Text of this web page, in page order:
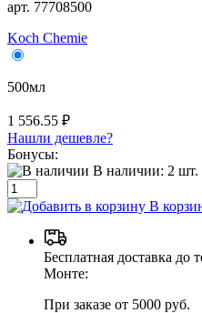
арт. 77708500
Koch Chemie
500мл
1 556.55 ₽
Нашли дешевле?
Бонусы:
В наличии: 2 шт.
В
Бесплатная доставка
Монте:
При заказе от 5000 руб.